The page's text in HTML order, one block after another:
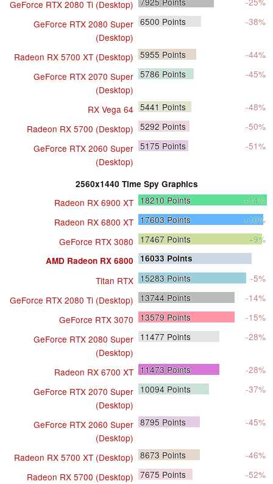
GeForce RTX 2080 Ti (Desktop)
GeForce RTX 2080 Super
(Desktop)
6500 Points -38%
Radeon RX 5700 XT (Desktop) 5955 Points
-44%
GeForce RTX 2070 Super
(Desktop)
5786 Points -45%
RX Vega 64 5441 Points
-48%
Radeon RX 5700 (Desktop) 5292 Points
-50%
GeForce RTX 2060 Super
(Desktop)
5175 Points -51%
2560x1440 Time Spy Graphics
Radeon RX 6900 XT 18210 Points
+14%
Radeon RX 6800 XT 17603 Points
+10%
GeForce RTX 3080 17467 Points +9%
AMD Radeon RX 6800 16033 Points
Titan RTX 15283 Points
-5%
GeForce RTX 2080 Ti (Desktop) 13744 Points
-14%
GeForce RTX 3070 13579 Points
-15%
GeForce RTX 2080 Super
(Desktop)
11477 Points -28%
Radeon RX 6700 XT 11473 Points
-28%
GeForce RTX 2070 Super
(Desktop)
10094 Points -37%
GeForce RTX 2060 Super
(Desktop)
8795 Points -45%
Radeon RX 5700 XT (Desktop) 8673 Points
-46%
Radeon RX 5700 (Desktop) 7675 Points
-52%